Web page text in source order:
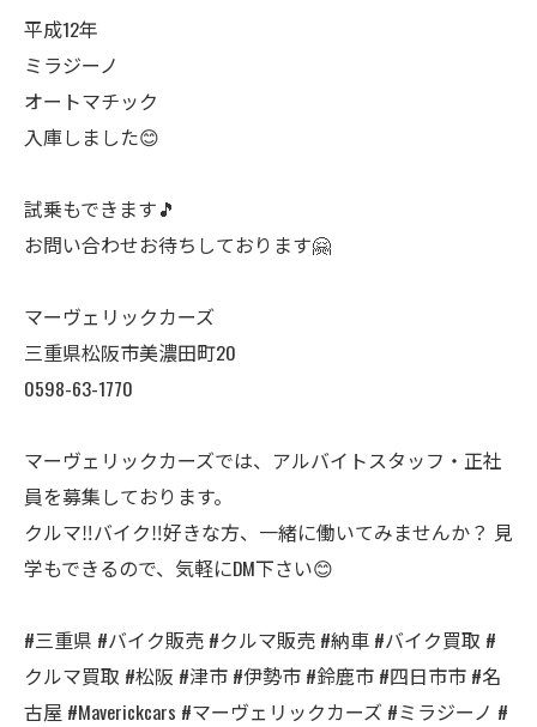
平成12年
ミラジーノ
オートマチック
入庫しました😊
試乗もできます🎵
お問い合わせお待ちしております🤗
マーヴェリックカーズ
三重県松阪市美濃田町20
0598-63-1770
マーヴェリックカーズでは、アルバイトスタッフ・正社
員を募集しております。
クルマ‼️バイク‼️好きな方、一緒に働いてみませんか？ 見
学もできるので、気軽にDM下さい😊
#三重県 #バイク販売 #クルマ販売 #納車 #バイク買取 #
クルマ買取 #松阪 #津市 #伊勢市 #鈴鹿市 #四日市市 #名
古屋 #Maverickcars #マーヴェリックカーズ #ミラジーノ #